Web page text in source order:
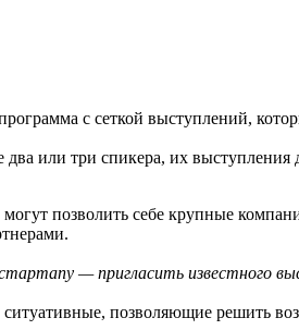
с сеткой выступлений,
или три спикера, их выступления
позволить себе крупные
— пригласить известного
позволяющие решить